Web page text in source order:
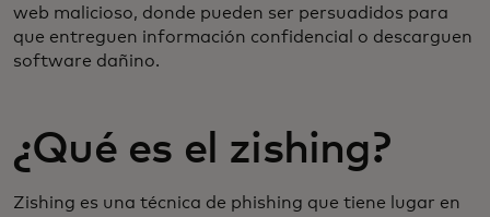
web malicioso, donde pueden ser persuadidos para
que entreguen información confidencial o descarguen
software dañino.
¿Qué es el zishing?
Zishing es una técnica de phishing que tiene lugar en